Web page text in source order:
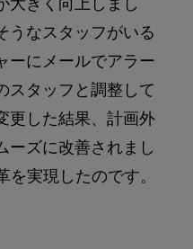
うなスタッフがいる
ーにメールでアラー
スタッフと調整して
更した結果、計画外
ーズに改善されまし
実現したのです。